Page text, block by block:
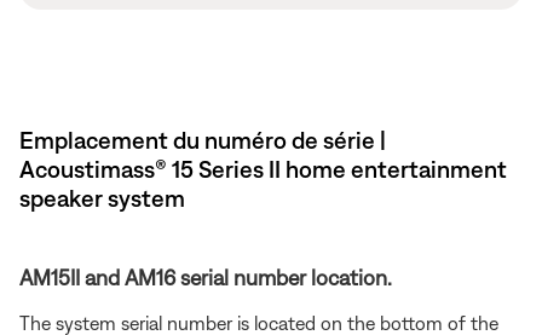
Emplacement du numéro de série |
Acoustimass® 15 Series II home entertainment
speaker system
AM15II and AM16 serial number location.
The system serial number is located on the bottom of the